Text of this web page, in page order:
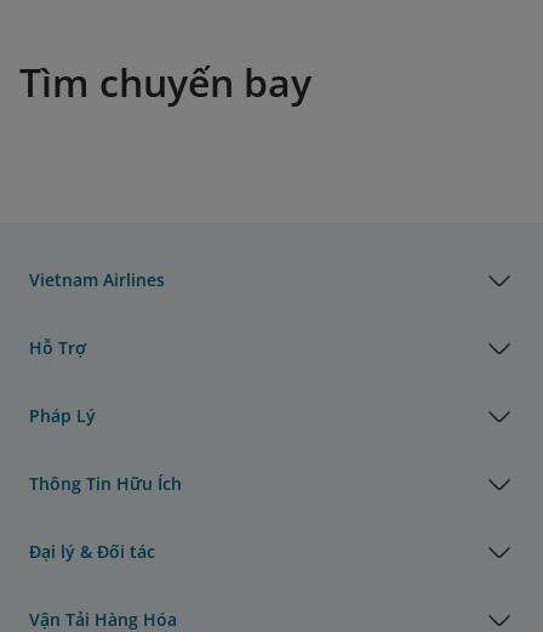
Tìm chuyến bay
Vietnam Airlines
Hỗ Trợ
Pháp Lý
Thông Tin Hữu Ích
Đại lý & Đối tác
Vận Tải Hàng Hóa